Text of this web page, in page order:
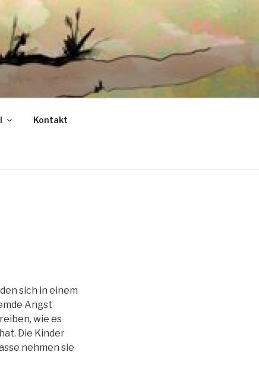
Kontakt
sich in einem
Angst
wie es
Die Kinder
nehmen sie